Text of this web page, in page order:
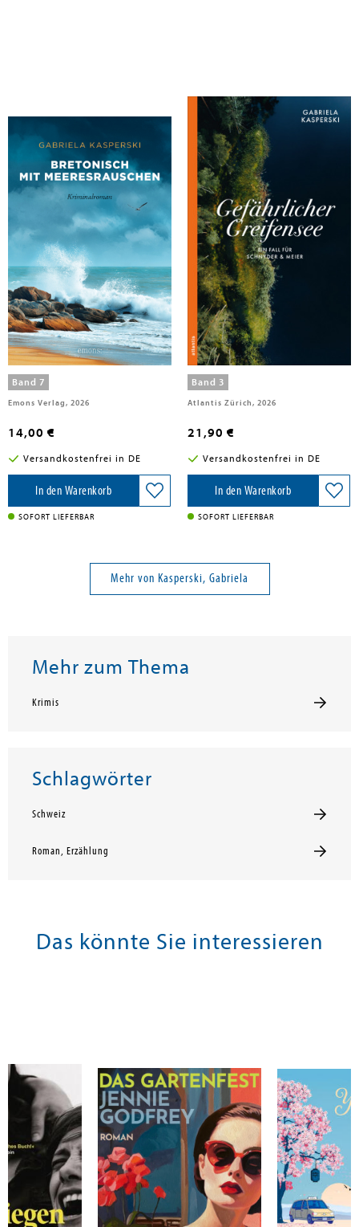
Kasperski, Gabriela
Bretonisch mit Meeresrauschen
Band 7
Emons Verlag, 2026
14,00 €
Versandkostenfrei in DE
In den Warenkorb
SOFORT LIEFERBAR
Kasperski, Gabriela
Gefährlicher Greifensee
Band 3
Atlantis Zürich, 2026
21,90 €
Versandkostenfrei in DE
In den Warenkorb
SOFORT LIEFERBAR
Mehr von Kasperski, Gabriela
Mehr zum Thema
Krimis
Schlagwörter
Schweiz
Roman, Erzählung
Das könnte Sie interessieren